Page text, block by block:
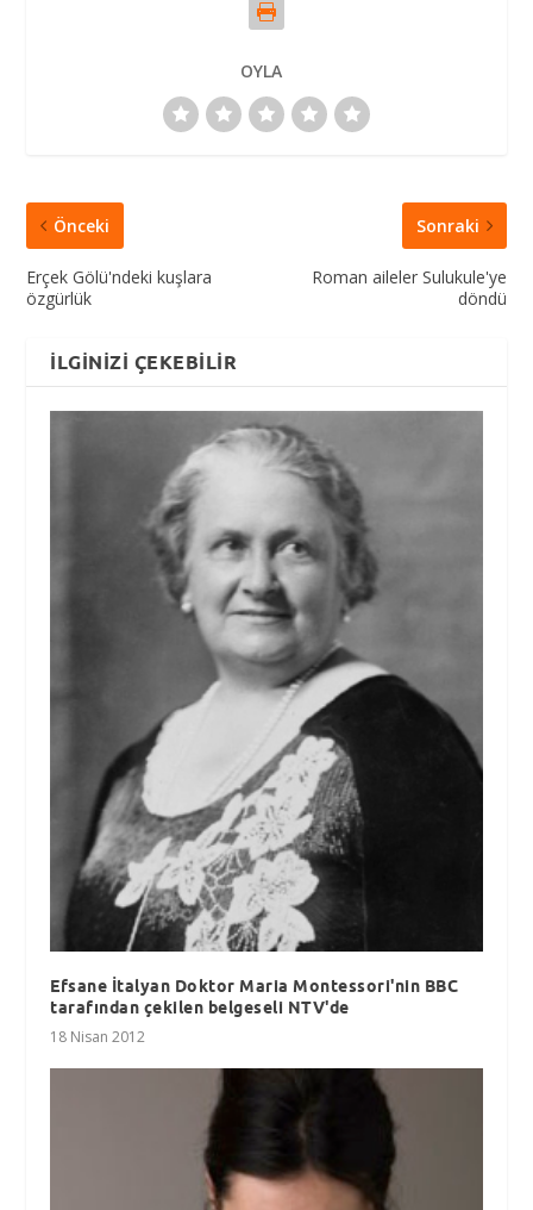
OYLA
Önceki
Erçek Gölü'ndeki kuşlara
özgürlük
Sonraki
Roman aileler Sulukule'ye
döndü
İLGINIZI ÇEKEBILIR
Efsane İtalyan Doktor Maria Montessori'nin BBC
tarafından çekilen belgeseli NTV'de
18 Nisan 2012